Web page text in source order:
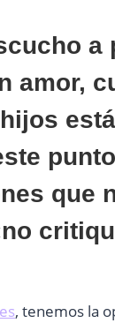
amor,
que
, tenemos la